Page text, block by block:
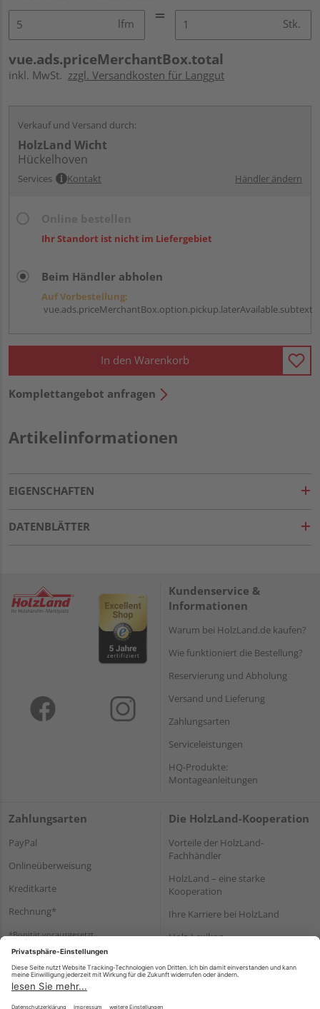
lfm Stk.
vue.ads.priceMerchantBox.total
inkl. MwSt. zzgl. Versandkosten für Langgut
Verkauf und Versand durch:
HolzLand Wicht
Hückelhoven
Services Kontakt Händler ändern
Ihr Standort ist nicht im Liefergebiet
Beim Händler abholen
Auf Vorbestellung:
vue.ads.priceMerchantBox.option.pickup.laterAvailable.subtext
In den Warenkorb
Komplettangebot anfragen
Artikelinformationen
EIGENSCHAFTEN
DATENBLÄTTER
Kundenservice &
Informationen
Warum bei HolzLand.de kaufen?
Wie funktioniert die Bestellung?
Reservierung und Abholung
Versand und Lieferung
Zahlungsarten
Serviceleistungen
HQ-Produkte:
Montageanleitungen
Zahlungsarten
PayPal
Onlineüberweisung
Kreditkarte
Rechnung*
*Bonität vorausgesetzt
Die HolzLand-Kooperation
Vorteile der HolzLand-
Fachhändler
HolzLand – eine starke
Kooperation
Ihre Karriere bei HolzLand
Holz-Lexikon